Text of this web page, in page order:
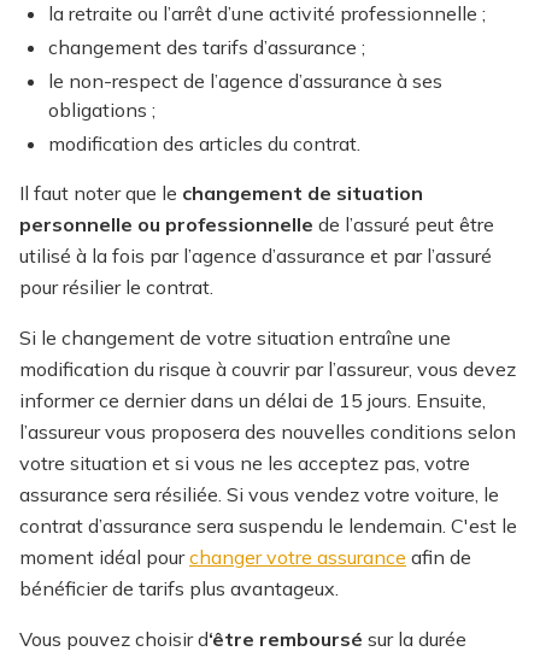
la retraite ou l’arrêt d’une activité professionnelle ;
changement des tarifs d’assurance ;
le non-respect de l’agence d’assurance à ses
obligations ;
modification des articles du contrat.
Il faut noter que le changement de situation
personnelle ou professionnelle de l’assuré peut être
utilisé à la fois par l’agence d’assurance et par l’assuré
pour résilier le contrat.
Si le changement de votre situation entraîne une
modification du risque à couvrir par l’assureur, vous devez
informer ce dernier dans un délai de 15 jours. Ensuite,
l’assureur vous proposera des nouvelles conditions selon
votre situation et si vous ne les acceptez pas, votre
assurance sera résiliée. Si vous vendez votre voiture, le
contrat d’assurance sera suspendu le lendemain. C'est le
moment idéal pourchanger votre assurance afin de
bénéficier de tarifs plus avantageux.
Vous pouvez choisir d‘être remboursé sur la durée